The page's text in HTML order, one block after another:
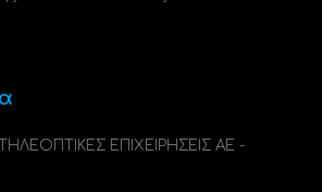
ΕΠΙΧΕΙΡΗΣΕΙΣ ΑΕ -